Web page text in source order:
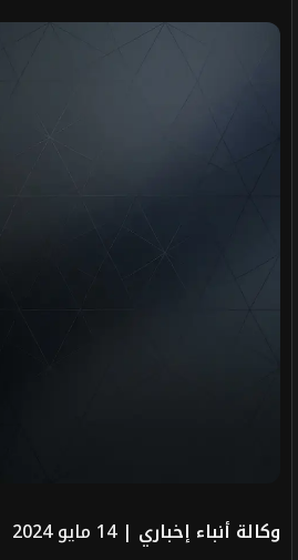
وكالة أنباء إخباري | 14 مايو 2024